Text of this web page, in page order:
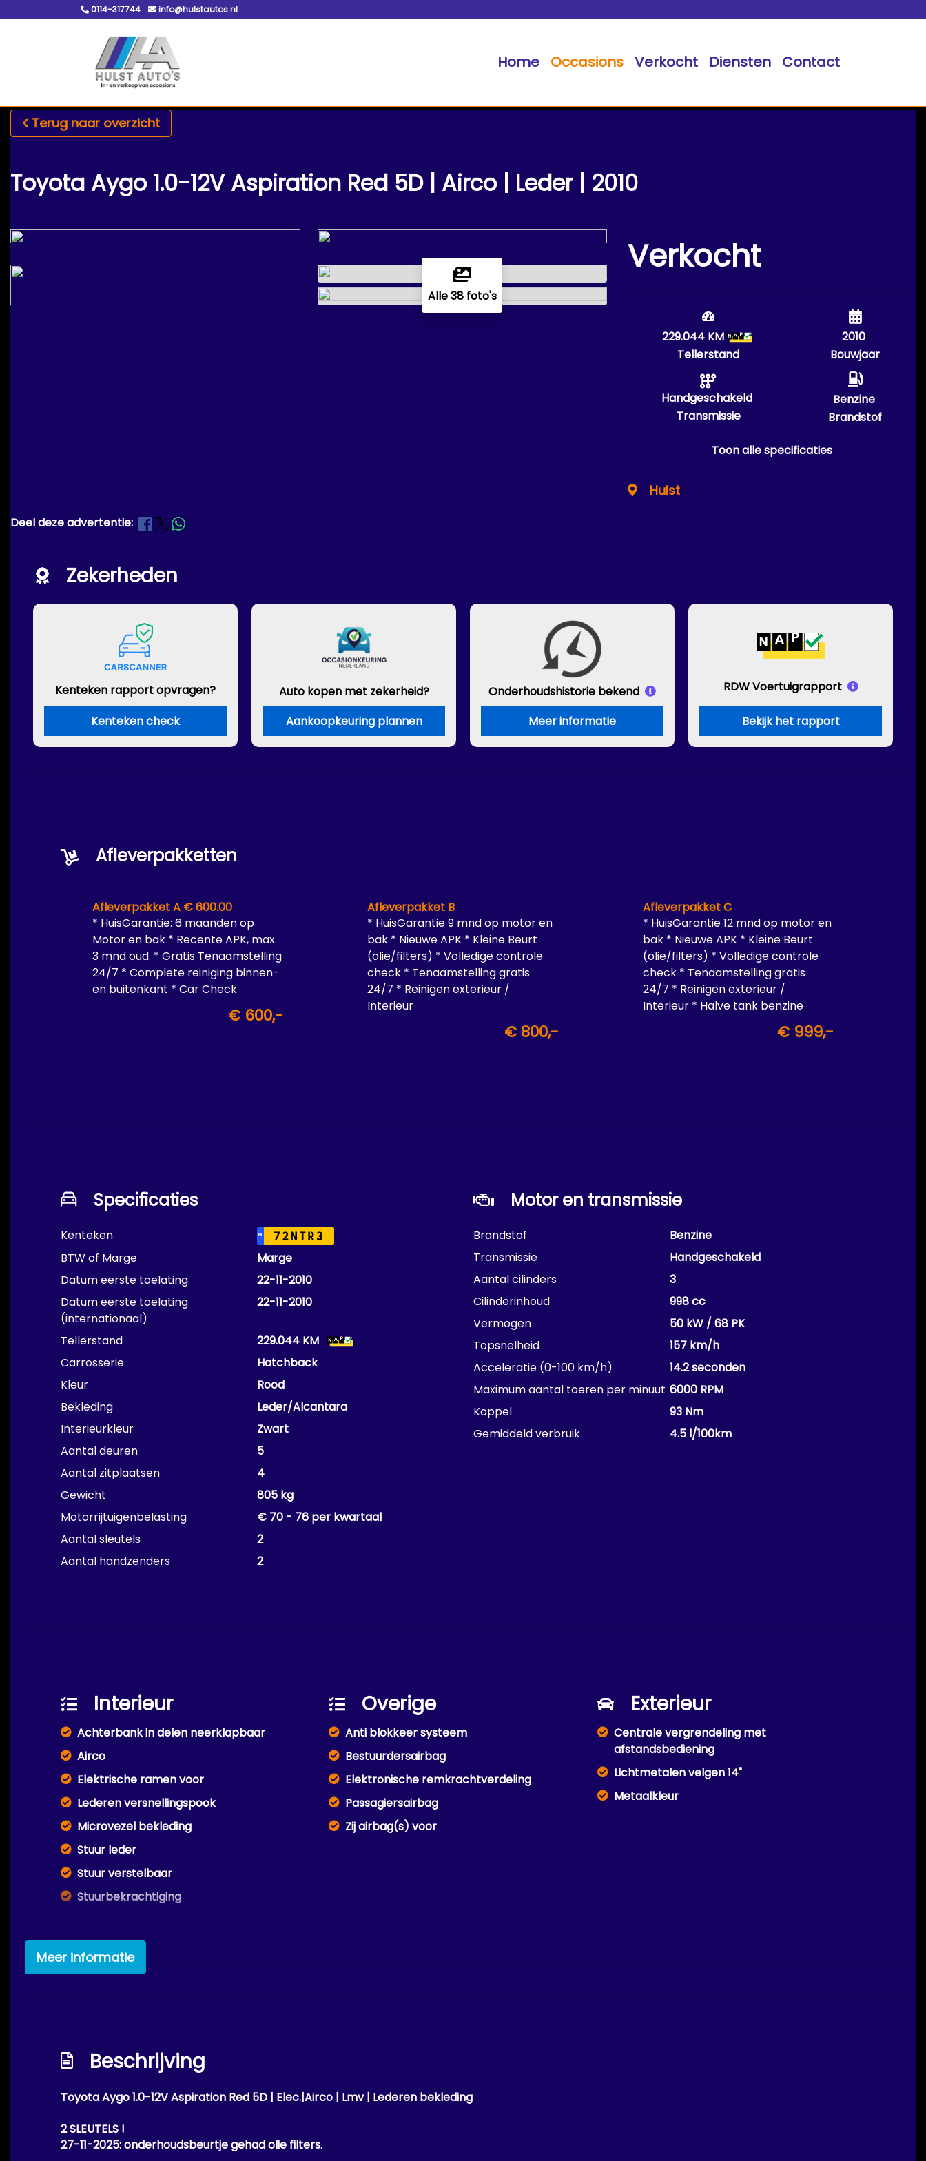
0114-317744 info@hulstautos.nl
Home Occasions Verkocht Diensten Contact
Terug naar overzicht
Toyota Aygo 1.0-12V Aspiration Red 5D | Airco | Leder | 2010
Alle 38 foto's
Verkocht
229.044 KM
Tellerstand
Handgeschakeld
Transmissie
2010
Bouwjaar
Benzine
Brandstof
Toon alle specificaties
Hulst
Deel deze advertentie:
Zekerheden
Kenteken rapport opvragen?
Kenteken check
Auto kopen met zekerheid?
Aankoopkeuring plannen
Onderhoudshistorie bekend
Meer informatie
RDW Voertuigrapport
Bekijk het rapport
Afleverpakketten
Afleverpakket A € 600.00
* HuisGarantie: 6 maanden op
Motor en bak * Recente APK, max.
3 mnd oud. * Gratis Tenaamstelling
24/7 * Complete reiniging binnen-
en buitenkant * Car Check
€ 600,-
Afleverpakket B
* HuisGarantie 9 mnd op motor en
bak * Nieuwe APK * Kleine Beurt
(olie/filters) * Volledige controle
check * Tenaamstelling gratis
24/7 * Reinigen exterieur /
Interieur
€ 800,-
Afleverpakket C
* HuisGarantie 12 mnd op motor en
bak * Nieuwe APK * Kleine Beurt
(olie/filters) * Volledige controle
check * Tenaamstelling gratis
24/7 * Reinigen exterieur /
Interieur * Halve tank benzine
€ 999,-
Specificaties
Kenteken NL 72NTR3
BTW of Marge
Marge
Datum eerste toelating
22-11-2010
Datum eerste toelating
(internationaal)
22-11-2010
Tellerstand
229.044 KM
Carrosserie
Hatchback
Kleur
Rood
Bekleding
Leder/Alcantara
Interieurkleur
Zwart
Aantal deuren
5
Aantal zitplaatsen
4
Gewicht
805 kg
Motorrijtuigenbelasting
€ 70 - 76 per kwartaal
Aantal sleutels
2
Aantal handzenders
2
Motor en transmissie
Brandstof
Benzine
Transmissie
Handgeschakeld
Aantal cilinders
3
Cilinderinhoud
998 cc
Vermogen
50 kW / 68 PK
Topsnelheid
157 km/h
Acceleratie (0-100 km/h)
14.2 seconden
Maximum aantal toeren per minuut 6000 RPM
Koppel
93 Nm
Gemiddeld verbruik
4.5 l/100km
Interieur
Achterbank in delen neerklapbaar
Airco
Elektrische ramen voor
Lederen versnellingspook
Microvezel bekleding
Stuur leder
Stuur verstelbaar
Stuurbekrachtiging
Overige
Anti blokkeer systeem
Bestuurdersairbag
Elektronische remkrachtverdeling
Passagiersairbag
Zij airbag(s) voor
Exterieur
Centrale vergrendeling met
afstandsbediening
Lichtmetalen velgen 14"
Metaalkleur
Meer informatie
Beschrijving
Toyota Aygo 1.0-12V Aspiration Red 5D | Elec.|Airco | Lmv | Lederen bekleding
2 SLEUTELS !
27-11-2025:onderhoudsbeurtje gehadolie filters.